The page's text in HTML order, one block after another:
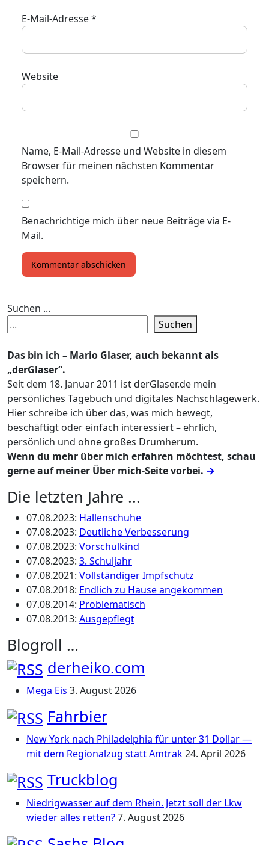
E-Mail-Adresse*
Website
Name, E-Mail-Adresse und Website in diesem
Browser für meinen nächsten Kommentar
speichern.
Benachrichtige mich über neue Beiträge via E-
Mail.
Suchen ...
Suchen
Das bin ich – Mario Glaser, auch bekannt als
„derGlaser“.
Seit dem 18. Januar 2011 ist derGlaser.de mein
persönliches Tagebuch und digitales Nachschlagewerk.
Hier schreibe ich über das, was mich bewegt,
beschäftigt oder einfach interessiert – ehrlich,
persönlich und ohne großes Drumherum.
Wenn du mehr über mich erfahren möchtest, schau
gerne auf meiner Über mich-Seite vorbei. →
Die letzten Jahre ...
07.08.2023: Hallenschuhe
07.08.2023: Deutliche Verbesserung
07.08.2023: Vorschulkind
07.08.2023: 3. Schuljahr
07.08.2021: Vollständiger Impfschutz
07.08.2018: Endlich zu Hause angekommen
07.08.2014: Problematisch
07.08.2013: Ausgepflegt
Blogroll …
derheiko.com
Mega Eis 3. August 2026
Fahrbier
New York nach Philadelphia für unter 31 Dollar —
mit dem Regionalzug statt Amtrak24. April 2026
Truckblog
Niedrigwasser auf dem Rhein. Jetzt soll der Lkw
wieder alles retten?7. August 2026